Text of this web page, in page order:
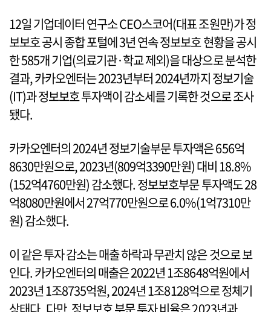
12일 기업데이터 연구소 CEO스코어(대표 조원만)가 정
보보호 공시 종합 포털에 3년 연속 정보보호 현황을 공시
한 585개 기업(의료기관·학교 제외)을 대상으로 분석한
결과, 카카오엔터는 2023년부터 2024년까지 정보기술
(IT)과 정보보호 투자액이 감소세를 기록한 것으로 조사
됐다.
카카오엔터의 2024년 정보기술부문 투자액은 656억
8630만원으로, 2023년(809억3390만원) 대비 18.8%
(152억4760만원) 감소했다. 정보보호부문 투자액도 28
억8080만원에서 27억770만원으로 6.0%(1억7310만
원) 감소했다.
이 같은 투자 감소는 매출 하락과 무관치 않은 것으로 보
인다. 카카오엔터의 매출은 2022년 1조8648억원에서
2023년 1조8735억원, 2024년 1조8128억으로 정체기